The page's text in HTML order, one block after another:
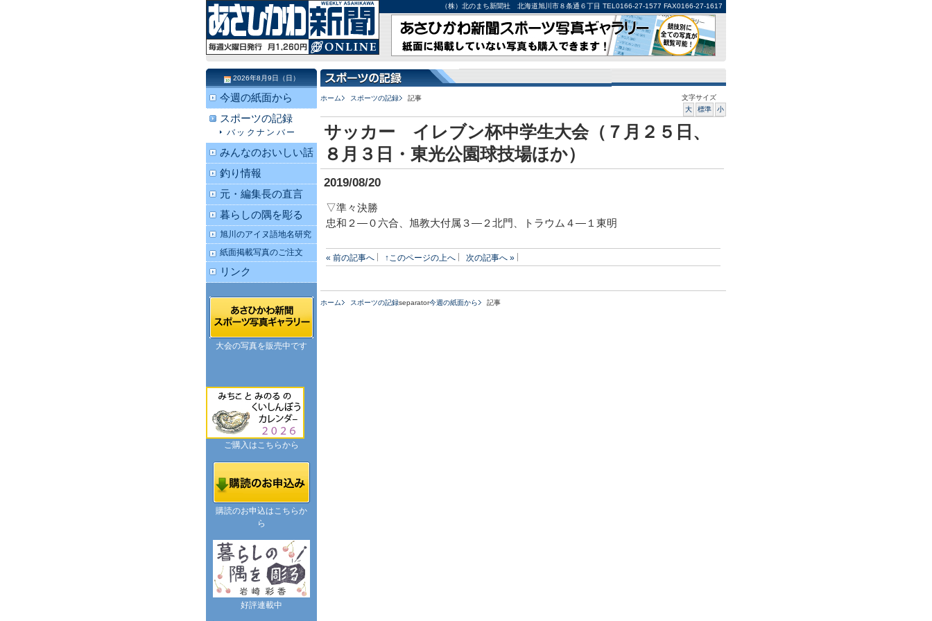
（株）北のまち新聞社 北海道旭川市８条通６丁目 TEL0166-27-1577 FAX0166-27-1617
ホーム スポーツの記録 記事
文字サイズ
大
標準 小
サッカー イレブン杯中学生大会（７月２５日、
８月３日・東光公園球技場ほか）
2019/08/20
▽準々決勝
忠和２―０六合、旭教大付属３―２北門、トラウム４―１東明
« 前の記事へ ↑このページの上へ 次の記事へ »
ホーム スポーツの記録separator今週の紙面から 記事
2026年8月9日（日）
今週の紙面から
スポーツの記録
バックナンバー
みんなのおいしい話
釣り情報
元・編集長の直言
暮らしの隅を彫る
旭川のアイヌ語地名研究
紙面掲載写真のご注文
リンク
大会の写真を販売中です
ご購入はこちらから
購読のお申込はこちらか
ら
好評連載中